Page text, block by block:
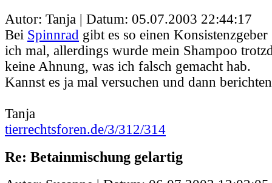
Autor: Tanja | Datum: 05.07.2003 22:44:17
Bei Spinnrad gibt es so einen
ich mal, allerdings wurde mein Shampoo
keine Ahnung, was ich falsch gemacht hab.
Kannst es ja mal versuchen und dann
Tanja
tierrechtsforen.de/3/312/314
Re: Betainmischung gelartig